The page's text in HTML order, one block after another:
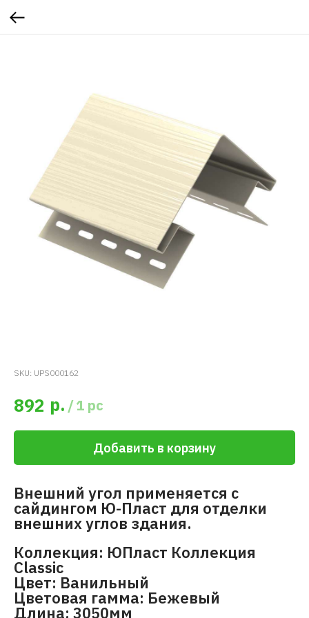
SKU: UPS000162
892 р. /1 pc
Добавить в корзину
Внешний угол применяется с
сайдингом Ю-Пласт для отделки
внешних углов здания.
Коллекция: ЮПласт Коллекция
Classic
Цвет: Ванильный
Цветовая гамма: Бежевый
Длина: 3050мм